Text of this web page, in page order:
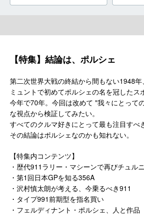
【特集】結論は、ポルシェ
第二次世界大戦の終結から間もない1948
ミュントで初めてポルシェの名を冠したス
今年で70年。今回は改めて "我々にとって
な視点から検証してみたい。
すべてのクルマ好きにとって最も注目すべ
その結論はポルシェなのかも知れない。
【特集内コンテンツ】
・歴代911ラリー・マシーンで再びチュル
・第1回日本GPを知る356A
・沢村慎太朗が考える、今乗るべき911
・タイプ991前期型を指名買い
・フェルディナント・ポルシェ、人